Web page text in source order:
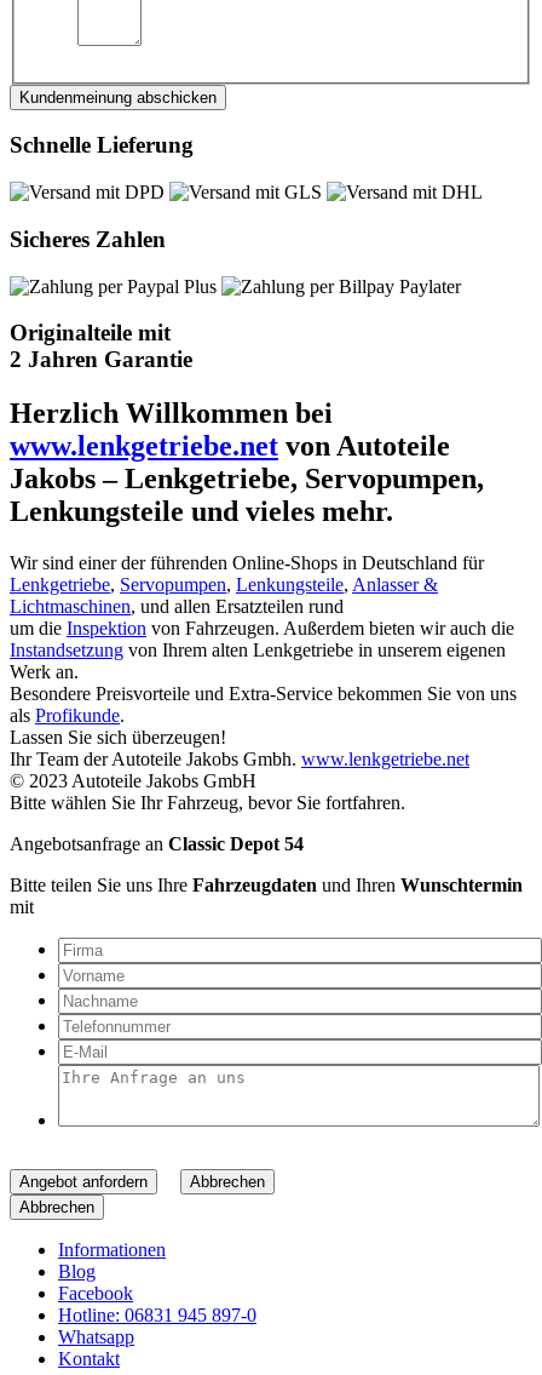
Kundenmeinung abschicken
Schnelle Lieferung
Sicheres Zahlen
Originalteile mit
2 Jahren Garantie
Herzlich Willkommen bei
www.lenkgetriebe.net von Autoteile
Jakobs – Lenkgetriebe, Servopumpen,
Lenkungsteile und vieles mehr.
Wir sind einer der führenden Online-Shops in Deutschland für
Lenkgetriebe, Servopumpen, Lenkungsteile, Anlasser &
Lichtmaschinen, und allen Ersatzteilen rund
um die Inspektion von Fahrzeugen. Außerdem bieten wir auch die
Instandsetzung von Ihrem alten Lenkgetriebe in unserem eigenen
Werk an.
Besondere Preisvorteile und Extra-Service bekommen Sie von uns
als Profikunde.
Lassen Sie sich überzeugen!
Ihr Team der Autoteile Jakobs Gmbh. www.lenkgetriebe.net
© 2023 Autoteile Jakobs GmbH
Bitte wählen Sie Ihr Fahrzeug, bevor Sie fortfahren.
Angebotsanfrage an Classic Depot 54
Bitte teilen Sie uns Ihre Fahrzeugdaten und Ihren Wunschtermin
mit
Angebot anfordern
Abbrechen
Abbrechen
Informationen
Blog
Facebook
Hotline: 06831 945 897-0
Whatsapp
Kontakt